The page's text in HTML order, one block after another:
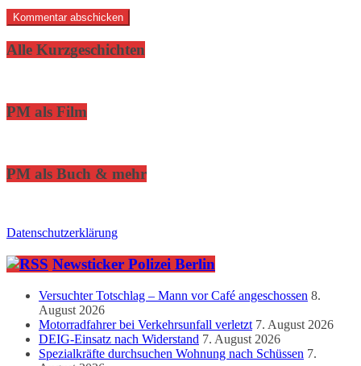
Alle Kurzgeschichten
PM als Film
PM als Buch & mehr
Datenschutzerklärung
Newsticker Polizei Berlin
Versuchter Totschlag – Mann vor Café angeschossen 8.
August 2026
Motorradfahrer bei Verkehrsunfall verletzt 7. August 2026
DEIG-Einsatz nach Widerstand 7. August 2026
Spezialkräfte durchsuchen Wohnung nach Schüssen 7.